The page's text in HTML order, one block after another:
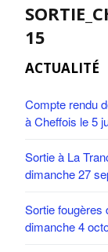
15
ACTUALITÉ
Compte rendu
à Cheffois le 5
Sortie à La
dimanche 27
Sortie fougères
dimanche 4